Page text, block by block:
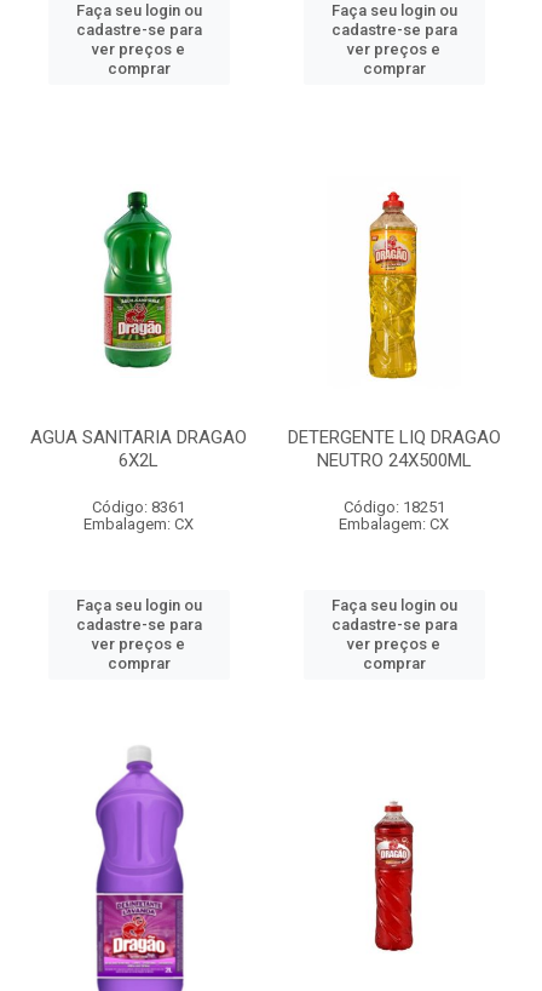
Faça seu login ou
cadastre-se para
ver preços e
comprar
Faça seu login ou
cadastre-se para
ver preços e
comprar
AGUA SANITARIA DRAGAO
6X2L
Código: 8361
Embalagem: CX
Faça seu login ou
cadastre-se para
ver preços e
comprar
DETERGENTE LIQ DRAGAO
NEUTRO 24X500ML
Código: 18251
Embalagem: CX
Faça seu login ou
cadastre-se para
ver preços e
comprar